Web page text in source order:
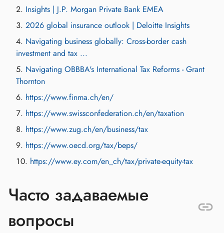
Insights | J.P. Morgan Private Bank EMEA
2026 global insurance outlook | Deloitte Insights
Navigating business globally: Cross-border cash
investment and tax ...
Navigating OBBBA's International Tax Reforms - Grant
Thornton
https://www.finma.ch/en/
https://www.swissconfederation.ch/en/taxation
https://www.zug.ch/en/business/tax
https://www.oecd.org/tax/beps/
https://www.ey.com/en_ch/tax/private-equity-tax
Часто задаваемые
вопросы